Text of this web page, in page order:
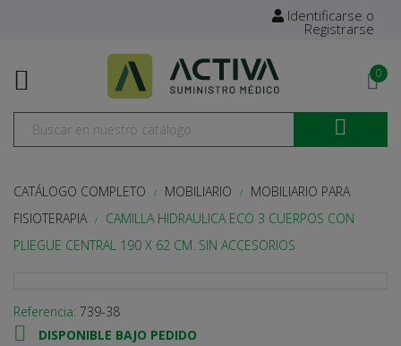
Identificarse o
Registrarse
 0

CATÁLOGO COMPLETO MOBILIARIO
MOBILIARIO PARA
FISIOTERAPIA
CAMILLA HIDRAULICA ECO 3 CUERPOS CON
PLIEGUE CENTRAL 190 X 62 CM. SIN ACCESORIOS
Referencia: 739-38
 DISPONIBLE BAJO PEDIDO